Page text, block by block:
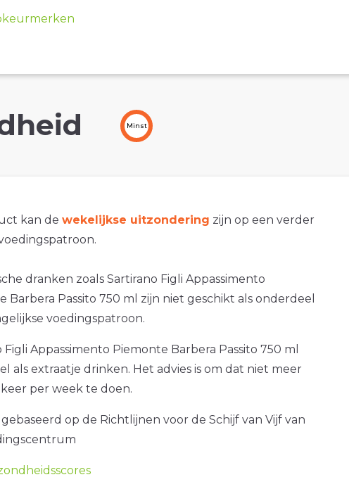
Minst
kan de wekelijkse uitzondering zijn op een verder
dranken zoals Sartirano Figli Appassimento
Barbera Passito 750 ml zijn niet geschikt als onderdeel
voedingspatroon.
Figli Appassimento Piemonte Barbera Passito 750 ml
als extraatje drinken. Het advies is om dat niet meer
per week te doen.
op de Richtlijnen voor de Schijf van Vijf van